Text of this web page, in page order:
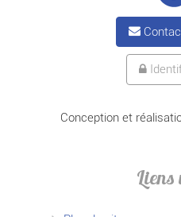
Conception et
Liens